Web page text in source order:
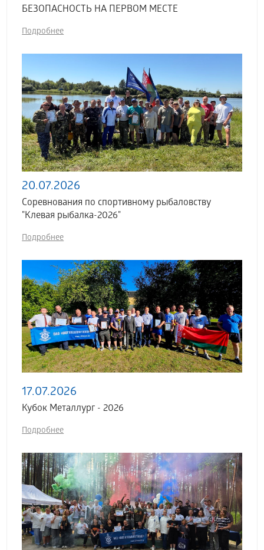
БЕЗОПАСНОСТЬ НА ПЕРВОМ МЕСТЕ
Подробнее
20.07.2026
Соревнования по спортивному рыбаловству
"Клевая рыбалка-2026"
Подробнее
17.07.2026
Кубок Металлург - 2026
Подробнее